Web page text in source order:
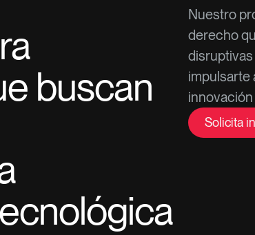
buscan
Nuestro
derecho
impulsarte
Solicita